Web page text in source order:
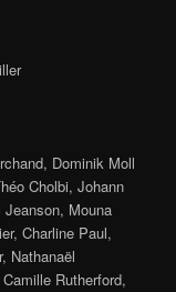
Dominik Moll
Cholbi, Johann
Mouna
Charline Paul,
Nathanaël
Rutherford,